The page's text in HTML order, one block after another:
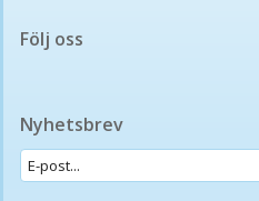
Följ oss
Nyhetsbrev